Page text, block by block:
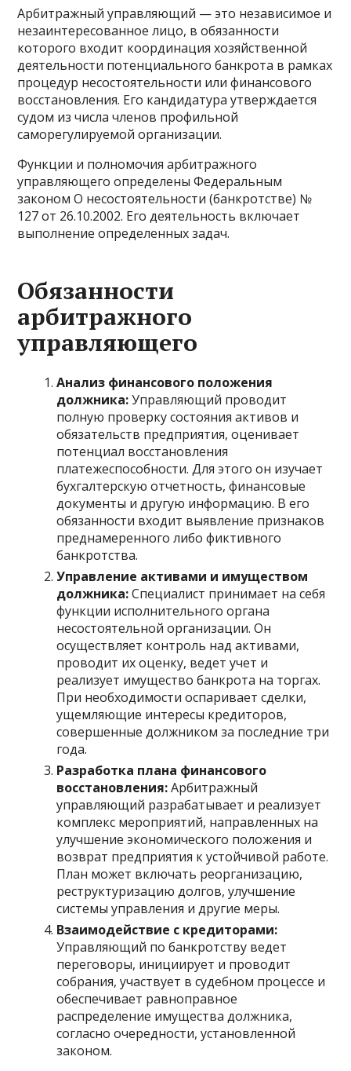
Арбитражный управляющий — это независимое и
незаинтересованное лицо, в обязанности
которого входит координация хозяйственной
деятельности потенциального банкрота в рамках
процедур несостоятельности или финансового
восстановления. Его кандидатура утверждается
судом из числа членов профильной
саморегулируемой организации.
Функции и полномочия арбитражного
управляющего определены Федеральным
законом О несостоятельности (банкротстве) №
127 от 26.10.2002. Его деятельность включает
выполнение определенных задач.
Обязанности
арбитражного
управляющего
Анализ финансового положения
должника:Управляющий проводит
полную проверку состояния активов и
обязательств предприятия, оценивает
потенциал восстановления
платежеспособности. Для этого он изучает
бухгалтерскую отчетность, финансовые
документы и другую информацию. В его
обязанности входит выявление признаков
преднамеренного либо фиктивного
банкротства.
Управление активами и имуществом
должника:Специалист принимает на себя
функции исполнительного органа
несостоятельной организации. Он
осуществляет контроль над активами,
проводит их оценку, ведет учет и
реализует имущество банкрота на торгах.
При необходимости оспаривает сделки,
ущемляющие интересы кредиторов,
совершенные должником за последние три
года.
Разработка плана финансового
восстановления:Арбитражный
управляющий разрабатывает и реализует
комплекс мероприятий, направленных на
улучшение экономического положения и
возврат предприятия к устойчивой работе.
План может включать реорганизацию,
реструктуризацию долгов, улучшение
системы управления и другие меры.
Взаимодействие с кредиторами:
Управляющий по банкротству ведет
переговоры, инициирует и проводит
собрания, участвует в судебном процессе и
обеспечивает равноправное
распределение имущества должника,
согласно очередности, установленной
законом.